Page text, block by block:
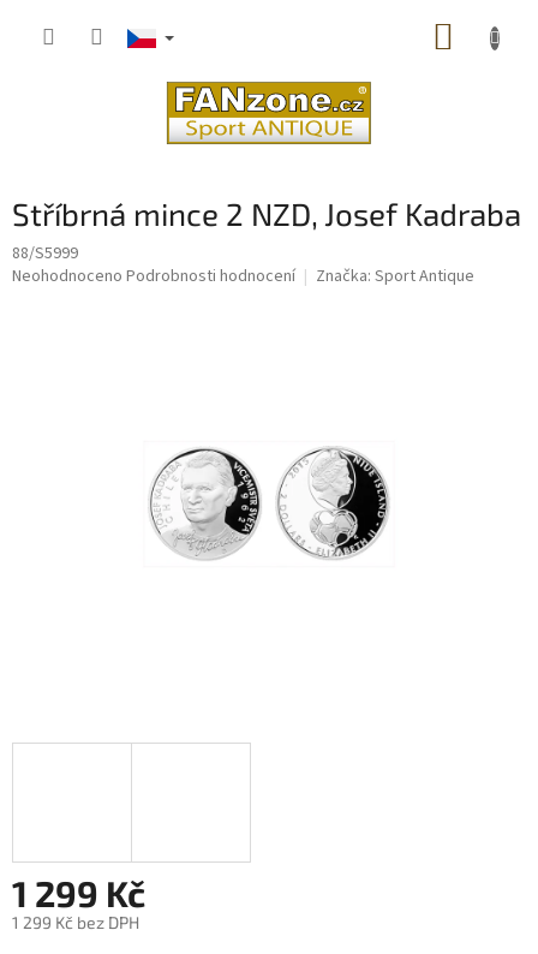
Stříbrná mince 2 NZD, Josef Kadraba
88/S5999
Průměrné
Neohodnoceno Podrobnosti hodnocení Značka: Sport Antique
1 299 Kč
1 299 Kč bez DPH